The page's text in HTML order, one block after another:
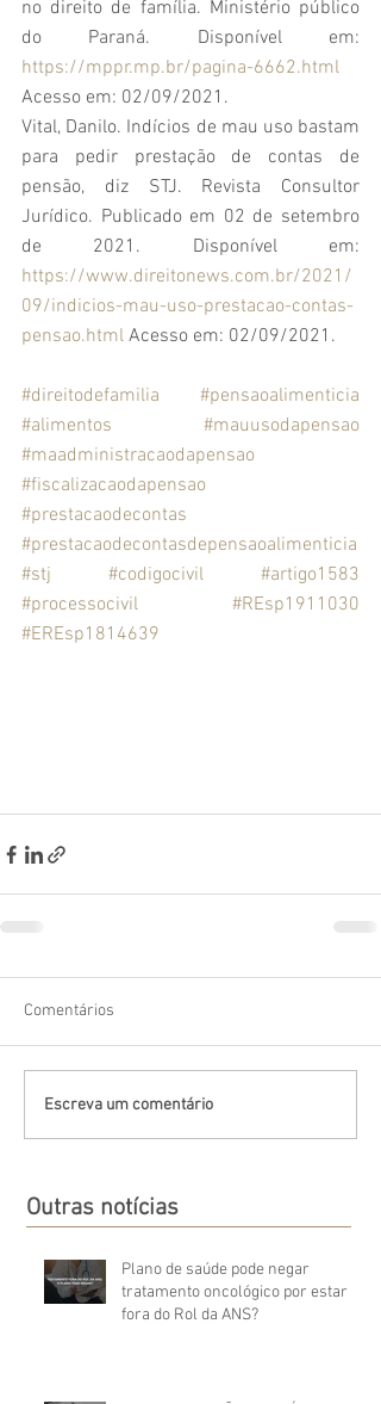
no direito de família. Ministério público
https://mppr.mp.br/pagina-6662.html
Acesso em: 02/09/2021.
Vital, Danilo. Indícios de mau uso bastam
para pedir prestação de contas de
pensão, diz STJ. Revista Consultor
Jurídico. Publicado em 02 de setembro
https://www.direitonews.com.br/2021/
09/indicios-mau-uso-prestacao-contas-
pensao.html Acesso em: 02/09/2021.
#direitodefamilia
#pensaoalimenticia
#alimentos
#mauusodapensao
#maadministracaodapensao
#fiscalizacaodapensao
#prestacaodecontas
#prestacaodecontasdepensaoalimenticia
#stj
#codigocivil
#artigo1583
#processocivil
#REsp1911030
#EREsp1814639
Comentários
Escreva um comentário
Outras notícias
Plano de saúde pode negar
tratamento oncológico por estar
fora do Rol da ANS?